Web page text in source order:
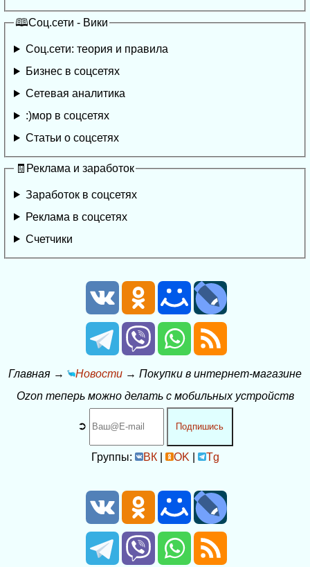
🕮Соц.сети - Вики
Соц.сети: теория и правила
Бизнес в соцсетях
Сетевая аналитика
:)мор в соцсетях
Статьи о соцсетях
🧾Реклама и заработок
Заработок в соцсетях
Реклама в соцсетях
Счетчики
Главная → Новости → Покупки в интернет-магазине
Ozon теперь можно делать с мобильных устройств
➲ Подпишись
Группы: ВК| OK Tg